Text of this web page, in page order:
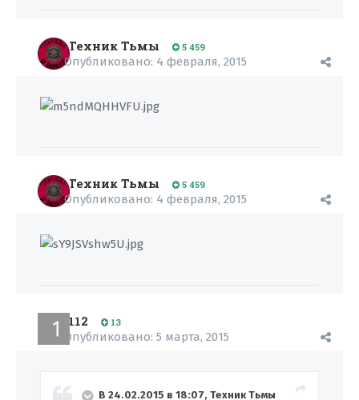
Техник Тьмы 5 459
Опубликовано: 4 февраля, 2015
Техник Тьмы 5 459
Опубликовано: 4 февраля, 2015
112 13
Опубликовано: 5 марта, 2015
В 24.02.2015 в 18:07, Техник Тьмы